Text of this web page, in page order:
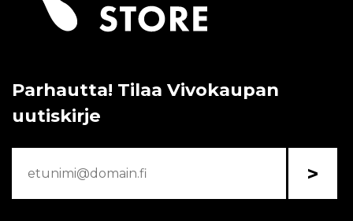
Parhautta! Tilaa Vivokaupan
uutiskirje
>